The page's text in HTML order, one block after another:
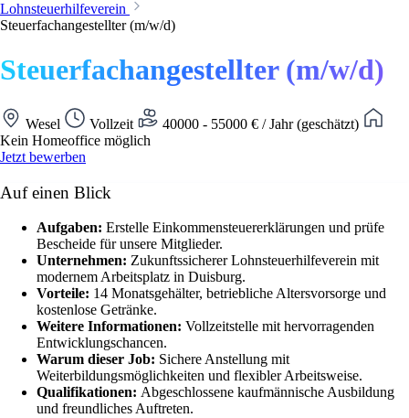
Lohnsteuerhilfeverein
Steuerfachangestellter (m/w/d)
Steuerfachangestellter (m/w/d)
Wesel Vollzeit
40000 - 55000 € / Jahr (geschätzt)
Kein Homeoffice möglich
Jetzt bewerben
Auf einen Blick
Aufgaben: Erstelle Einkommensteuererklärungen und prüfe
Bescheide für unsere Mitglieder.
Unternehmen: Zukunftssicherer Lohnsteuerhilfeverein mit
modernem Arbeitsplatz in Duisburg.
Vorteile: 14 Monatsgehälter, betriebliche Altersvorsorge und
kostenlose Getränke.
Weitere Informationen: Vollzeitstelle mit hervorragenden
Entwicklungschancen.
Warum dieser Job: Sichere Anstellung mit
Weiterbildungsmöglichkeiten und flexibler Arbeitsweise.
Qualifikationen: Abgeschlossene kaufmännische Ausbildung
und freundliches Auftreten.